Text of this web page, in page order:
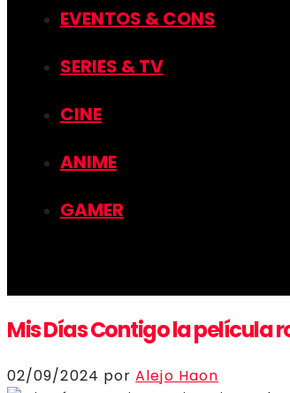
EVENTOS & CONS
SERIES & TV
CINE
ANIME
GAMER
Mis Días Contigo la película
02/09/2024 porAlejo Haon